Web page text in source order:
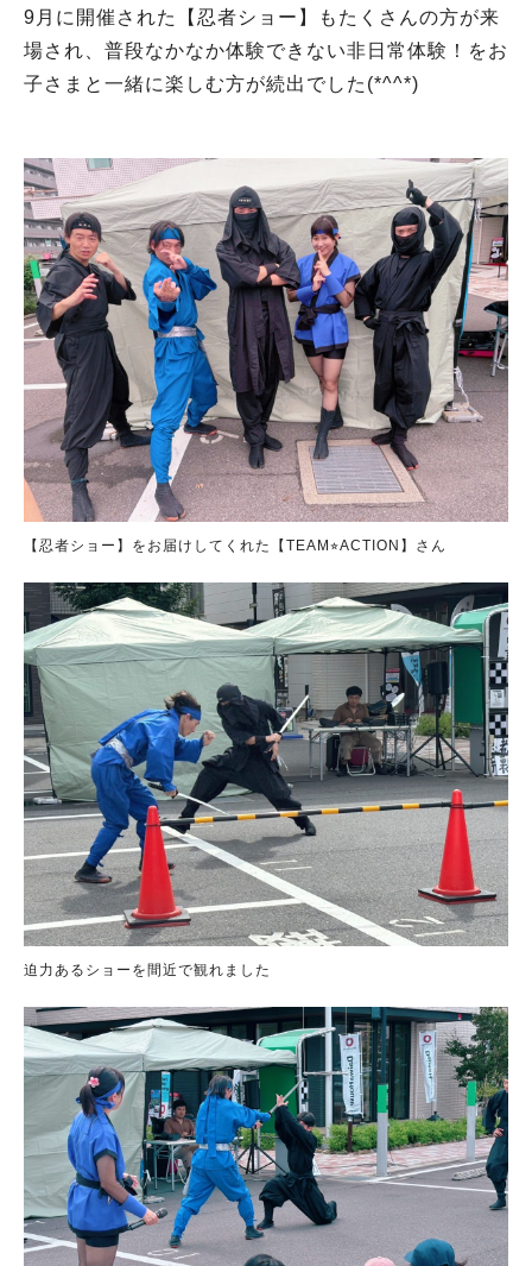
9月に開催された【忍者ショー】もたくさんの方が来
場され、普段なかなか体験できない非日常体験！をお
子さまと一緒に楽しむ方が続出でした(*^^*)
【忍者ショー】をお届けしてくれた【TEAM⭐︎ACTION】さん
迫力あるショーを間近で観れました